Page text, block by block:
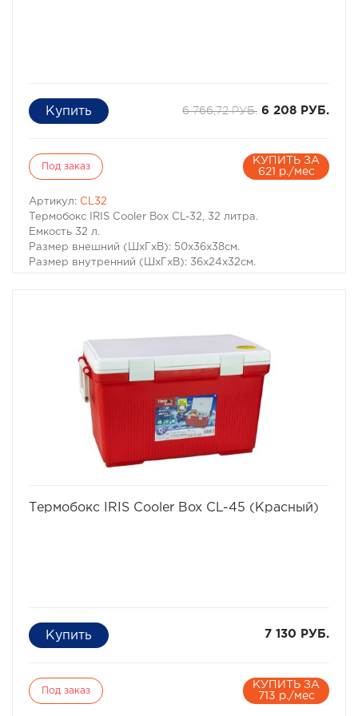
6 766,72 РУБ. 6 208 РУБ.
Под заказ
КУПИТЬ ЗА
621 р./мес
Артикул: CL32
Термобокс IRIS Cooler Box CL-32, 32 литра.
Емкость 32 л.
Размер внешний (ШхГхВ): 50х36х38см.
Размер внутренний (ШхГхВ): 36х24х32см.
при транспортировке от одних суток до недели.
Температура внутри контейнера сохраняется по
принципу термоса.
Стенки термоконтейнеров сделаны из толстого
пластика стойкого ударам.
Между стенками залита специальная пена, толщина
слоя от 2 до 5 см, за счет нее и сохраняется
температура внутри контейнера.
Контейнеры легко моются под водой.
Термобокс IRIS Cooler Box CL-45 (Красный)
7 130 РУБ.
Под заказ
КУПИТЬ ЗА
713 р./мес